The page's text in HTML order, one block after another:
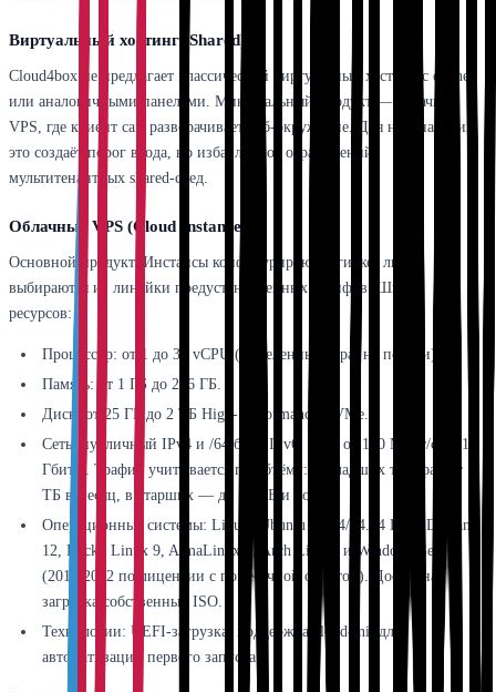
Виртуальный хостинг (Shared)
Cloud4box не предлагает классический виртуальный хостинг с cPanel
или аналогичными панелями. Минимальный продукт — облачный
VPS, где клиент сам разворачивает веб-окружение. Для начинающих
это создаёт порог входа, но избавляет от ограничений
мультитенантных shared-сред.
Облачные VPS (Cloud Instances)
Основной продукт. Инстансы конфигурируются гибко, либо
выбираются из линейки предустановленных тарифов. Шкала
ресурсов:
Процессор: от 1 до 32 vCPU (выделенные ядра, не потоки).
Память: от 1 ГБ до 256 ГБ.
Диск: от 25 ГБ до 2 ТБ High-Performance NVMe.
Сеть: публичный IPv4 и /64 блок IPv6, порт от 100 Мбит/с до 10
Гбит/с. Трафик учитывается по объёму: в младших тарифах от 1
ТБ в месяц, в старших — до 10 ТБ и более.
Операционные системы: Linux (Ubuntu 22.04/24.04 LTS, Debian
12, Rocky Linux 9, AlmaLinux 9, Arch Linux) и Windows Server
(2019/2022 по лицензии с помесячной оплатой). Доступна
загрузка собственных ISO.
Технологии: UEFI-загрузка, поддержка cloud-init для
автоматизации первого запуска.